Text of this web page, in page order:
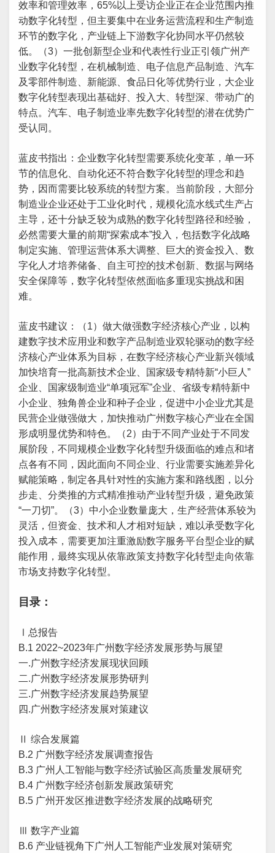
效率和管理效率，65%以上受访企业正在企业范围内推
动数字化转型，但主要集中在业务运营流程和生产制造
环节的数字化，产业链上下游数字化协同水平仍然较
低。（3）一批创新型企业和代表性行业正引领广州产
业数字化转型，在机械制造、电子信息产品制造、汽车
及零部件制造、新能源、食品日化等优势行业，大企业
数字化转型表现出基础好、投入大、转型深、带动广的
特点。汽车、电子制造业率先数字化转型的潜在优势广
受认同。
蓝皮书指出：企业数字化转型需要系统化变革，单一环
节的信息化、自动化还不符合数字化转型的理念和趋
势，因而需要比较系统的转型方案。当前阶段，大部分
制造业企业还处于工业化时代，规模化流水线式生产占
主导，还十分缺乏较为成熟的数字化转型路径和经验，
必然需要大量的前期“探索成本”投入，包括数字化战略
制定实施、管理运营体系大调整、巨大的资金投入、数
字化人才培养储备、自主可控的技术创新、数据与网络
安全保障等，数字化转型依然面临多重现实挑战和困
难。
蓝皮书建议：（1）做大做强数字经济核心产业，以构
建数字技术应用业和数字产品制造业双轮驱动的数字经
济核心产业体系为目标，在数字经济核心产业新兴领域
加快培育一批高新技术企业、国家级专精特新“小巨人”
企业、国家级制造业“单项冠军”企业、省级专精特新中
小企业、独角兽企业和种子企业，促进中小企业尤其是
民营企业做强做大，加快推动广州数字核心产业在全国
形成明显优势和特色。（2）由于不同产业处于不同发
展阶段，不同规模企业数字化转型升级面临的难点和堵
点各有不同，因此面向不同企业、行业需要实施差异化
赋能策略，制定各具针对性的实施方案和路线图，以分
步走、分类推的方式精准推动产业转型升级，避免政策
“一刀切”。（3）中小企业数量庞大，生产经营体系较为
灵活，但资金、技术和人才相对短缺，难以承受数字化
投入成本，需要更加注重激励数字服务平台型企业的赋
能作用，最终实现从依靠政策支持数字化转型走向依靠
市场支持数字化转型。
目录：
Ⅰ总报告
B.1 2022~2023年广州数字经济发展形势与展望
一.广州数字经济发展现状回顾
二.广州数字经济发展形势研判
三.广州数字经济发展趋势展望
四.广州数字经济发展对策建议
Ⅱ 综合发展篇
B.2 广州数字经济发展调查报告
B.3 广州人工智能与数字经济试验区高质量发展研究
B.4 广州数字经济创新发展政策研究
B.5 广州开发区推进数字经济发展的战略研究
Ⅲ 数字产业篇
B.6 产业链视角下广州人工智能产业发展对策研究